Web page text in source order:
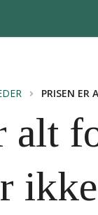
PRISEN ER
alt